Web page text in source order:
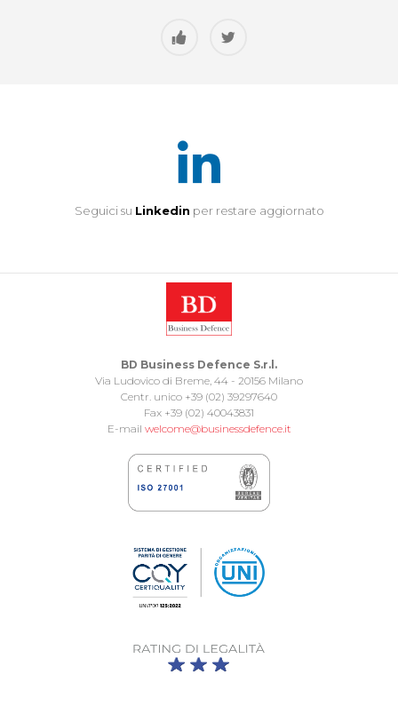
Seguici su Linkedin per restare aggiornato
BD Business Defence S.r.l.
Via Ludovico di Breme, 44 - 20156 Milano
Centr. unico +39 (02) 39297640
Fax +39 (02) 40043831
E-mail welcome@businessdefence.it